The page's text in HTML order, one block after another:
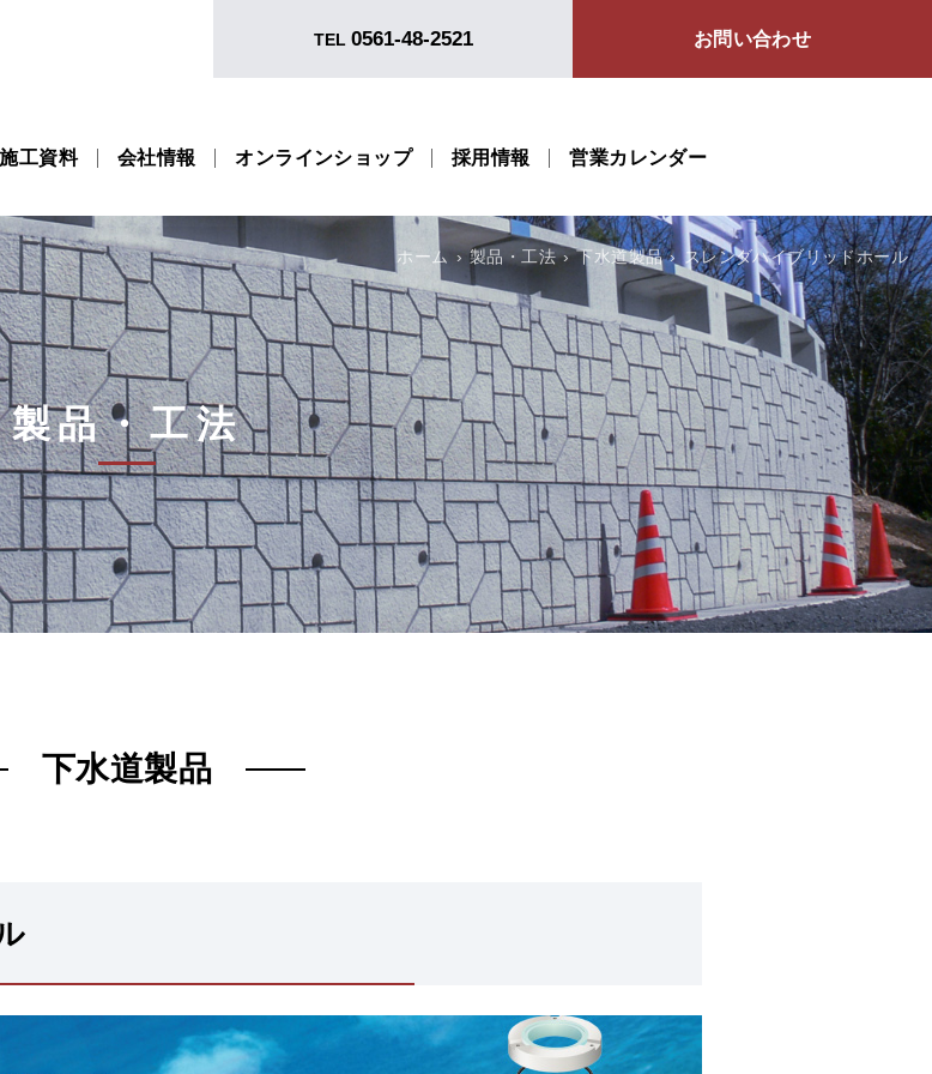
TEL 0561-48-2521 お問い合わせ
工資料 会社情報 オンラインショップ 採用情報 営業カレンダー
ホーム 製品・工法 下水道製品 スレンダハイブリッドホール
製品・工法
下水道製品